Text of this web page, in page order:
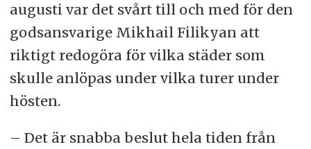
augusti var det svårt till och med för den
godsansvarige Mikhail Filikyan att
riktigt redogöra för vilka städer som
skulle anlöpas under vilka turer under
hösten.
– Det är snabba beslut hela tiden från